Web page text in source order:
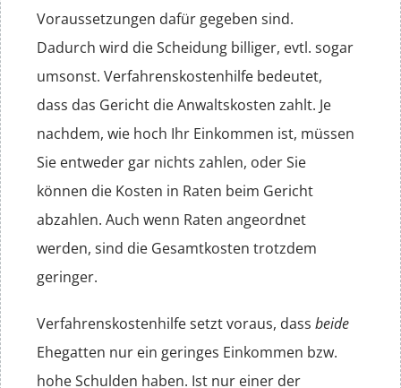
Voraussetzungen dafür gegeben sind.
Dadurch wird die Scheidung billiger, evtl. sogar
umsonst. Verfahrenskostenhilfe bedeutet,
dass das Gericht die Anwaltskosten zahlt. Je
nachdem, wie hoch Ihr Einkommen ist, müssen
Sie entweder gar nichts zahlen, oder Sie
können die Kosten in Raten beim Gericht
abzahlen. Auch wenn Raten angeordnet
werden, sind die Gesamtkosten trotzdem
geringer.
Verfahrenskostenhilfe setzt voraus, dass beide
Ehegatten nur ein geringes Einkommen bzw.
hohe Schulden haben. Ist nur einer der